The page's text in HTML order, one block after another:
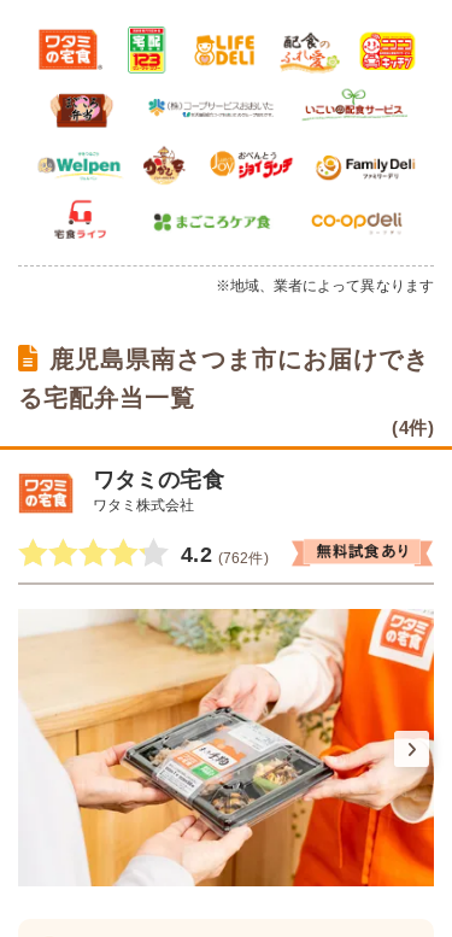
※地域、業者によって異なります
鹿児島県南さつま市にお届けでき
る宅配弁当一覧
(4件)
ワタミの宅食
ワタミ株式会社
4.2 (762件)